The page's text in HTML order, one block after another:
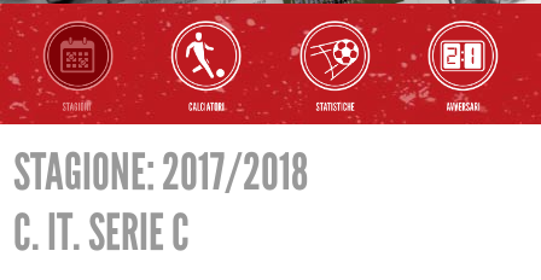
STAGIONE: 2017/2018
C. IT. SERIE C